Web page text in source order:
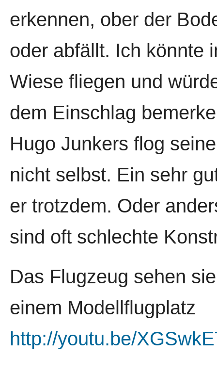
erkennen, ober der
oder abfällt. Ich könnte
Wiese fliegen und
dem Einschlag
Hugo Junkers flog
nicht selbst. Ein sehr
er trotzdem. Oder
sind oft schlechte
Das Flugzeug sehen
einem Modellflugplatz
http://youtu.be/